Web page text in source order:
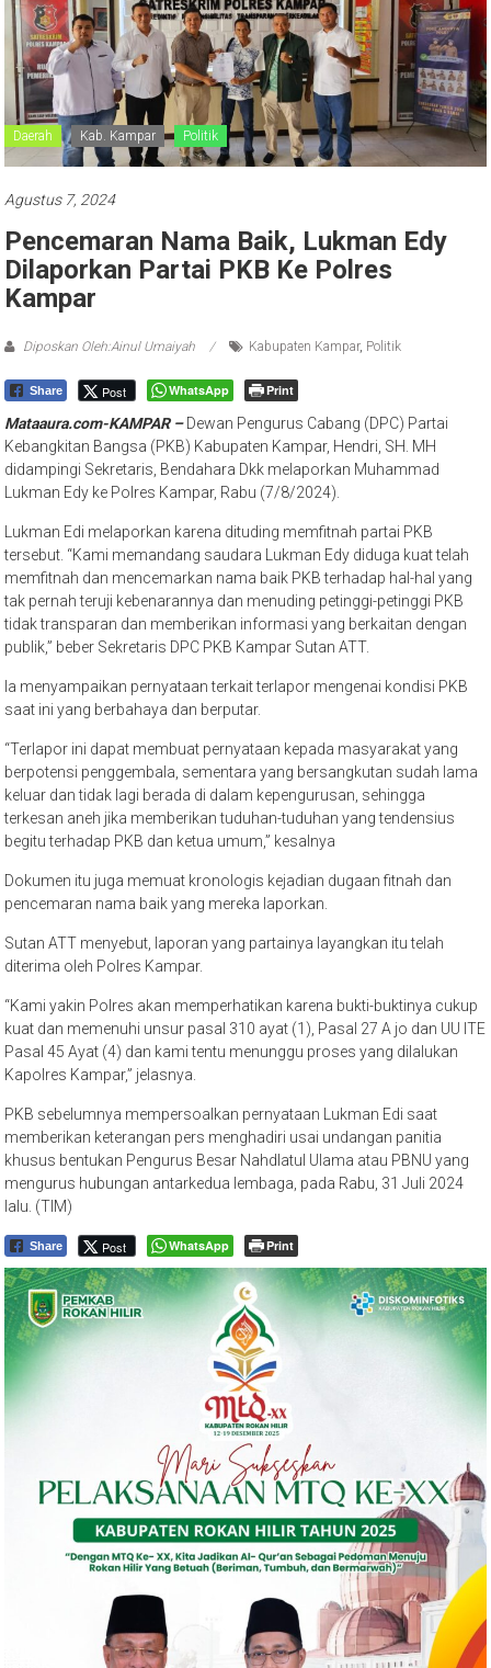
Daerah Kab. Kampar Politik
Agustus 7, 2024
Pencemaran Nama Baik, Lukman Edy
Dilaporkan Partai PKB Ke Polres
Kampar
Diposkan Oleh:Ainul Umaiyah Kabupaten Kampar, Politik
Share Post WhatsApp Print
Mataaura.com-KAMPAR –Dewan Pengurus Cabang (DPC) Partai
Kebangkitan Bangsa (PKB) Kabupaten Kampar, Hendri, SH. MH
didampingi Sekretaris, Bendahara Dkk melaporkan Muhammad
Lukman Edy ke Polres Kampar, Rabu (7/8/2024).
Lukman Edi melaporkan karena dituding memfitnah partai PKB
tersebut. “Kami memandang saudara Lukman Edy diduga kuat telah
memfitnah dan mencemarkan nama baik PKB terhadap hal-hal yang
tak pernah teruji kebenarannya dan menuding petinggi-petinggi PKB
tidak transparan dan memberikan informasi yang berkaitan dengan
publik,” beber Sekretaris DPC PKB Kampar Sutan ATT.
Ia menyampaikan pernyataan terkait terlapor mengenai kondisi PKB
saat ini yang berbahaya dan berputar.
“Terlapor ini dapat membuat pernyataan kepada masyarakat yang
berpotensi penggembala, sementara yang bersangkutan sudah lama
keluar dan tidak lagi berada di dalam kepengurusan, sehingga
terkesan aneh jika memberikan tuduhan-tuduhan yang tendensius
begitu terhadap PKB dan ketua umum,” kesalnya
Dokumen itu juga memuat kronologis kejadian dugaan fitnah dan
pencemaran nama baik yang mereka laporkan.
Sutan ATT menyebut, laporan yang partainya layangkan itu telah
diterima oleh Polres Kampar.
“Kami yakin Polres akan memperhatikan karena bukti-buktinya cukup
kuat dan memenuhi unsur pasal 310 ayat (1), Pasal 27 A jo dan UU ITE
Pasal 45 Ayat (4) dan kami tentu menunggu proses yang dilalukan
Kapolres Kampar,” jelasnya.
PKB sebelumnya mempersoalkan pernyataan Lukman Edi saat
memberikan keterangan pers menghadiri usai undangan panitia
khusus bentukan Pengurus Besar Nahdlatul Ulama atau PBNU yang
mengurus hubungan antarkedua lembaga, pada Rabu, 31 Juli 2024
lalu. (TIM)
Share Post WhatsApp Print